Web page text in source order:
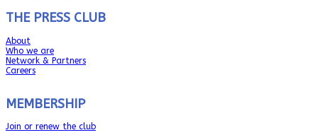
THE PRESS CLUB
About
Who we are
Network & Partners
Careers
MEMBERSHIP
Join or renew the club